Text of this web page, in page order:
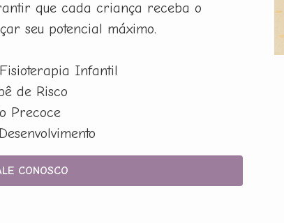
que cada criança receba o
seu potencial máximo.
Infantil
de Risco
Precoce
CONOSCO